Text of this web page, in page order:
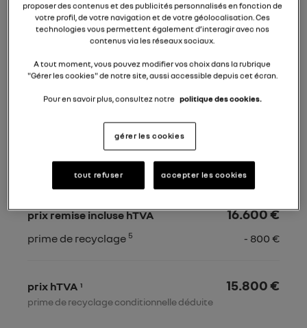
KANGOO VAN
start Blue dCi 95
prix catalogue conseillé hTVA
remise conseillée 1
good deal4
- 1.000 €
prix remise incluse hTVA
16.600 €
prime de recyclage 5 - 800 €
prix hTVA 1 15.800 €
prime de recyclage conditionnelle déduite
proposer des contenus et des publicités personnalisés en fonction de
votre profil, de votre navigation et de votre géolocalisation. Ces
technologies vous permettent également d’interagir avec nos
contenus via les réseaux sociaux.
A tout moment, vous pouvez modifier vos choix dans la rubrique
"Gérer les cookies" de notre site, aussi accessible depuis cet écran.
Pour en savoir plus, consultez notre politique des cookies.
gérer les cookies
tout refuser accepter les cookies